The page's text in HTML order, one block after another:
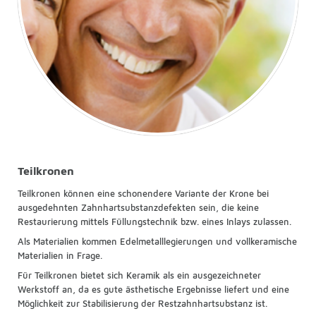
Teilkronen
Teilkronen können eine schonendere Variante der Krone bei
ausgedehnten Zahnhartsubstanzdefekten sein, die keine
Restaurierung mittels Füllungstechnik bzw. eines Inlays zulassen.
Als Materialien kommen Edelmetalllegierungen und vollkeramische
Materialien in Frage.
Für Teilkronen bietet sich Keramik als ein ausgezeichneter
Werkstoff an, da es gute ästhetische Ergebnisse liefert und eine
Möglichkeit zur Stabilisierung der Restzahnhartsubstanz ist.